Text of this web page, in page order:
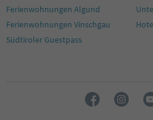
Ferienwohnungen Algund
Ferienwohnungen Vinschgau
Südtiroler Guestpass